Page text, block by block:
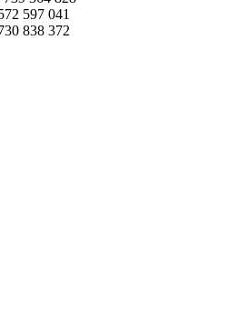
597 041
838 372